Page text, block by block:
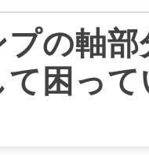
マグレブポンプ
モーター駆動定量
電磁駆動定量ポンプ
表面処理分野
製紙・パルプ分野
半導体・液晶分野
その他の分野
該非判定について
生産終了製品情報
動画ギャラリー
海外拠点
生産拠点
技術センター
海外活
コンニ
国内活
イワ
の軸
困って